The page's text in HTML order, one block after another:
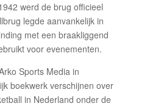
werd de brug officieel
legde aanvankelijk in
met een braakliggend
voor evenementen.
Sports Media in
boekwerk verschijnen over
in Nederland onder de